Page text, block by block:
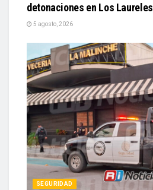
detonaciones en Los Laureles
5 agosto, 2026
SEGURIDAD